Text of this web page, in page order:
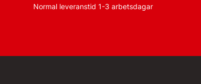
Normal leveranstid 1-3 arbetsdagar